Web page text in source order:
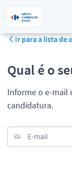
Ir para a lista de
Qual é o
Informe o e-mail
candidatura.
E-mail